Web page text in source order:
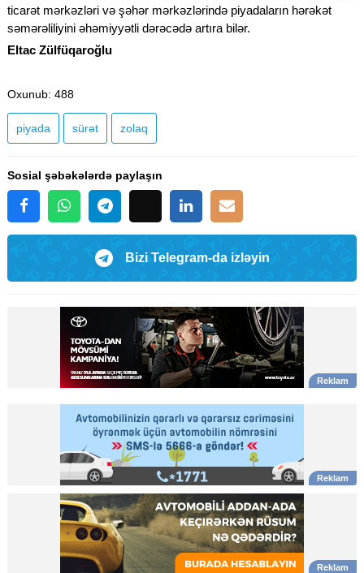
ticarət mərkəzləri və şəhər mərkəzlərində piyadaların hərəkət
səmərəliliyini əhəmiyyətli dərəcədə artıra bilər.
Eltac Zülfüqaroğlu
Oxunub: 488
piyada sürət zolaq
Sosial şəbəkələrdə paylaşın
Bizi Telegram-da izləyin